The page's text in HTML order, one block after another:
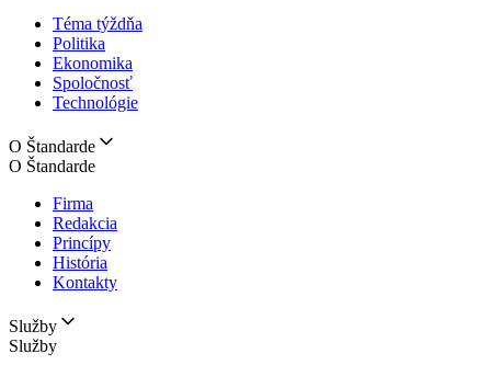
Téma týždňa
Politika
Ekonomika
Spoločnosť
Technológie
O Štandarde
O Štandarde
Firma
Redakcia
Princípy
História
Kontakty
Služby
Služby